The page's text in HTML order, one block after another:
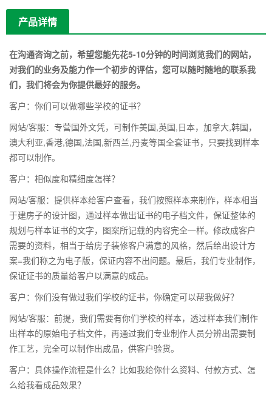
产品详情
在沟通咨询之前，希望您能先花5-10分钟的时间浏览我们的网站，
对我们的业务及能力作一个初步的评估，您可以随时随地的联系我
们，我们将会为你提供最好的服务。
客户：你们可以做哪些学校的证书？
网站/客服：专营国外文凭，可制作美国,英国,日本，加拿大,韩国，
澳大利亚,香港,德国,法国,新西兰,丹麦等国全套证书，只要找到样本
都可以制作。
客户：相似度和精细度怎样？
网站/客服：提供样本给客户查看，我们按照样本来制作，样本相当
于建房子的设计图，通过样本做出证书的电子档文件，保证整体的
规划与样本证书的文字，图案所记载的内容完全一样。修改成客户
需要的资料，相当于给房子装修客户满意的风格，然后给出设计方
案=我们称之为电子版，保证内容不出问题。最后，我们专业制作，
保证证书的质量给客户以满意的成品。
客户：你们没有做过我们学校的证书，你确定可以帮我做好？
网站/客服：前提，我们需要有你们学校的样本，透过样本我们制作
出样本的原始电子档文件，再通过我们专业制作人员分辨出需要制
作工艺，完全可以制作出成品，供客户验货。
客户：具体操作流程是什么？比如我给你什么资料、付款方式、怎
么给我看成品效果？